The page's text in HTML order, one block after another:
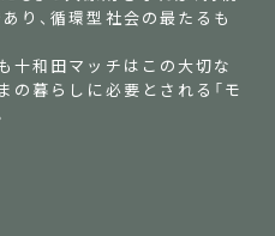
り、循環型社会の最たるも
十和田マッチはこの大切な
の暮らしに必要とされる「モ